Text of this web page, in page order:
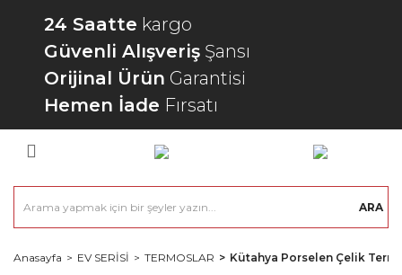
24 Saatte kargo
Güvenli Alışveriş Şansı
Orijinal Ürün Garantisi
Hemen İade Fırsatı
ARA
Anasayfa EV SERİSİ TERMOSLAR Kütahya Porselen Çelik